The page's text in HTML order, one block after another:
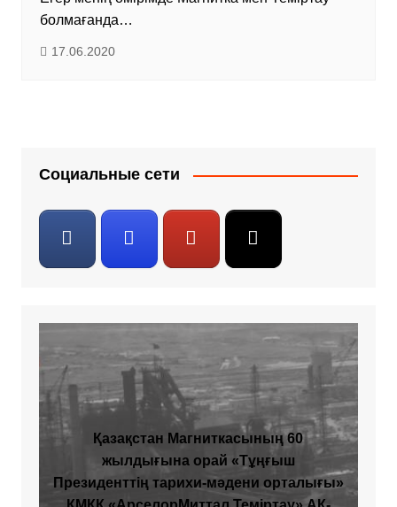
болмағанда…
17.06.2020
Социальные сети
Қазақстан Магниткасының 60
жылдығына орай «Тұңғыш
Президенттің тарихи-мәдени орталығы»